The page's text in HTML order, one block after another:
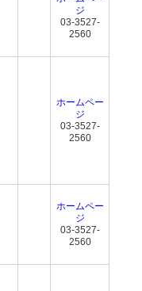
ジ
03-3527-
2560
ホームペー
ジ
03-3527-
2560
ホームペー
ジ
03-3527-
2560